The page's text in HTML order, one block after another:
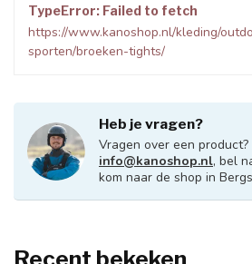
TypeError: Failed to fetch
https://www.kanoshop.nl/kleding/
sporten/broeken-tights/
Heb je vragen?
Vragen over een
info@kanoshop.nl, bel
kom naar de shop in
Recent bekeken